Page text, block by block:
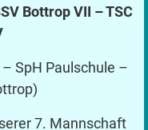
Bottrop VII – TSC
SpH Paulschule –
7. Mannschaft